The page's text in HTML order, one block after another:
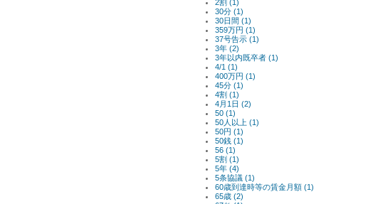
2割 (1)
30分 (1)
30日間 (1)
359万円 (1)
37号告示 (1)
3年 (2)
3年以内既卒者 (1)
4/1 (1)
400万円 (1)
45分 (1)
4割 (1)
4月1日 (2)
50 (1)
50人以上 (1)
50円 (1)
50銭 (1)
56 (1)
5割 (1)
5年 (4)
5条協議 (1)
60歳到達時等の賃金月額 (1)
65歳 (2)